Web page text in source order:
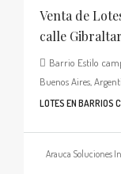
Venta de
calle Gibraltar
Barrio Estilo
Buenos Aires,
LOTES EN BARRIOS
Arauca Soluciones